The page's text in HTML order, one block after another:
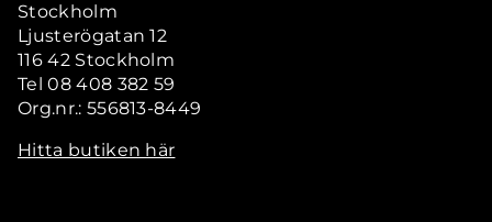
Stockholm
Ljusterögatan 12
116 42 Stockholm
Tel 08 408 382 59
Org.nr.: 556813-8449
Hitta butiken här